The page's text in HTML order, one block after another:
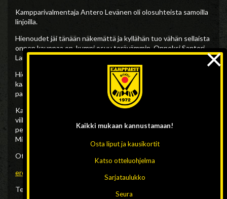
Kampparivalmentaja Antero Levänen oli olosuhteista samoilla
linjoilla.
Hienoudet jäi tänään näkemättä ja kyllähän tuo vähän sellaista
onnen kauppaa on, kumpi osuu terävämmin. Onneksi Santeri
Laitinen oli tänään tehokas ja joukkue puolusti hienosti.
Hieno ja tärkeä voitto meille ja varsinkin meidän nuoremmalle
kaartille. Koko joukkue oli valmis ottamaan tänään mustelmia ja
palkintona oli pisteet.
Kamppareilla on runkosarjassa jäljellä kolme ottelua. Ensi
viikonloppuna matkustetaan pohjoiseen (LRK ja OLS) ja
perjantaina 14.2. pelataan runkosarjan päätöskierros jolloin
Mikkeliin saapuu JPS!
Otteluraportin tarjoaa:
eroakiireesta.fi
Teksti: Lauri Tikanoja
Kaikki mukaan kannustamaan!
Osta liput ja kausikortit
Katso otteluohjelma
Sarjataulukko
Seura
×